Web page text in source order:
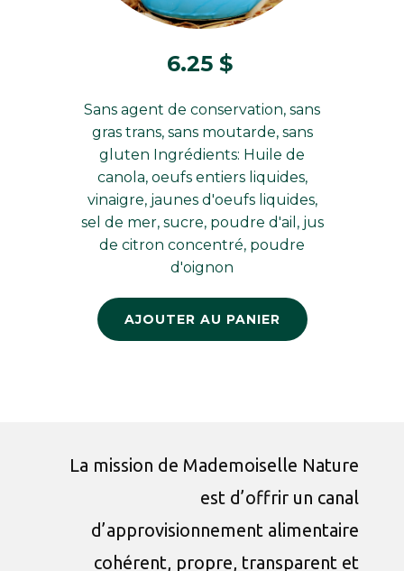
6.25 $
Sans agent de conservation, sans
gras trans, sans moutarde, sans
gluten Ingrédients: Huile de
canola, oeufs entiers liquides,
vinaigre, jaunes d'oeufs liquides,
sel de mer, sucre, poudre d'ail, jus
de citron concentré, poudre
d'oignon
AJOUTER AU PANIER
La mission de Mademoiselle Nature
est d’offrir un canal
d’approvisionnement alimentaire
cohérent, propre, transparent et